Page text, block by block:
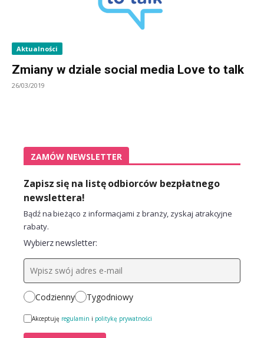
Aktualności
Zmiany w dziale social media Love to talk
26/03/2019
ZAMÓW NEWSLETTER
Zapisz się na listę odbiorców bezpłatnego
newslettera!
Bądź na bieżąco z informacjami z branży, zyskaj atrakcyjne
rabaty.
Wybierz newsletter:
Codzienny Tygodniowy
Akceptuję regulamin i politykę prywatności